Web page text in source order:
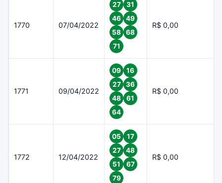
1770 07/04/2022
27
31
46
49
58
68
71
R$ 0,00
1771 09/04/2022
09
16
27
36
48
61
64
R$ 0,00
1772 12/04/2022
05
17
27
48
51
67
79
R$ 0,00